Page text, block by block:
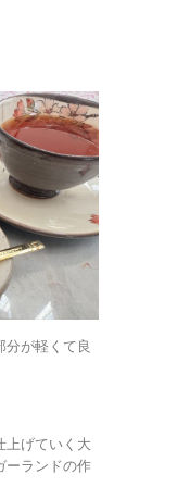
分が軽くて良
上げていく大
ーランドの作